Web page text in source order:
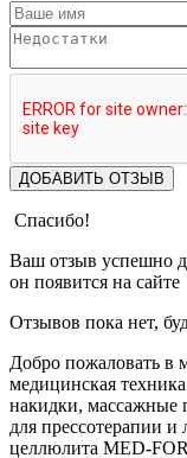
ДОБАВИТЬ ОТЗЫВ
Спасибо!
Ваш отзыв успешно
он появится на сайте
Отзывов пока нет,
Добро пожаловать в
медицинская
накидки, массажные
для прессотерапии
целлюлита MED-